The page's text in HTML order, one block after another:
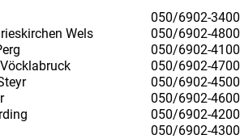
Wels
050/6902-3400
050/6902-4800
050/6902-4100
050/6902-4700
050/6902-4500
050/6902-4600
050/6902-4200
050/6902-4300